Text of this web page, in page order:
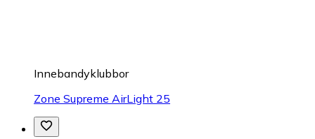
Innebandyklubbor
Zone Supreme AirLight 25